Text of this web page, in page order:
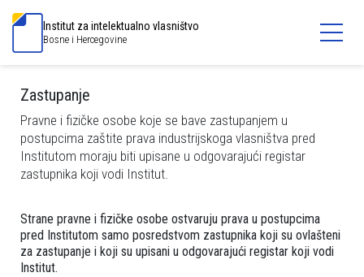
Institut za intelektualno vlasništvo
Bosne i Hercegovine
Zastupanje
Pravne i fizičke osobe koje se bave zastupanjem u
postupcima zaštite prava industrijskoga vlasništva pred
Institutom moraju biti upisane u odgovarajući registar
zastupnika koji vodi Institut.
Strane pravne i fizičke osobe ostvaruju prava u postupcima
pred Institutom samo posredstvom zastupnika koji su ovlašteni
za zastupanje i koji su upisani u odgovarajući registar koji vodi
Institut.